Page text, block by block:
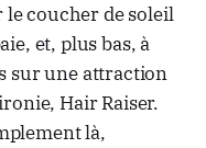
coucher de soleil
et, plus bas, à
sur une attraction
Hair Raiser.
là,